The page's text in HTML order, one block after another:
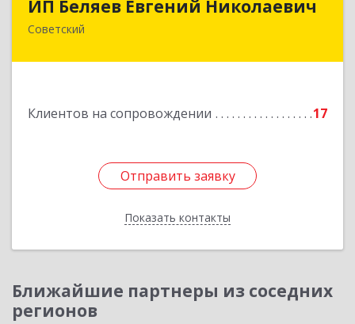
ИП Беляев Евгений Николаевич
Советский
Клиентов на сопровождении 17
Отправить заявку
Показать контакты
628240, Ханты-Мансийский Автономный округ
Подробнее
Отправить заявку
Назад
Ближайшие партнеры из соседних
регионов